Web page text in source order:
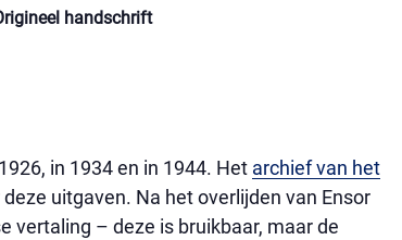
handschrift
in 1934 en in 1944. Het archief van het
uitgaven. Na het overlijden van Ensor
vertaling – deze is bruikbaar, maar de